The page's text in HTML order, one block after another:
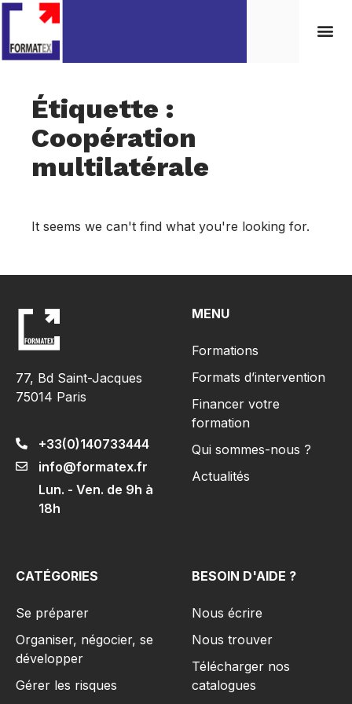
Étiquette :
Coopération
multilatérale
It seems we can't find what you're looking for.
77, Bd Saint-Jacques
75014 Paris
+33(0)140733444
info@formatex.fr
Lun. - Ven. de 9h à
18h
MENU
Formations
Formats d’intervention
Financer votre
formation
Qui sommes-nous ?
Actualités
CATÉGORIES
Se préparer
Organiser, négocier, se
développer
Gérer les risques​
BESOIN D'AIDE ?
Nous écrire
Nous trouver
Télécharger nos
catalogues